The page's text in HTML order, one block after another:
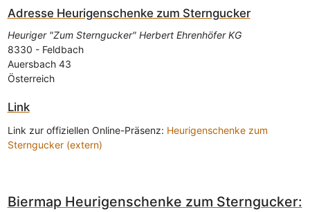
Adresse Heurigenschenke zum Sterngucker
Heuriger "Zum Sterngucker" Herbert Ehrenhöfer KG
8330 - Feldbach
Auersbach 43
Österreich
Link
Link zur offiziellen Online-Präsenz: Heurigenschenke zum
Sterngucker (extern)
Biermap Heurigenschenke zum Sterngucker: